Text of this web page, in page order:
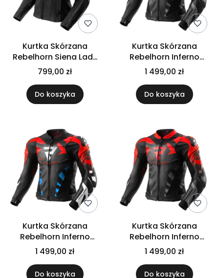
Kurtka Skórzana
Rebelhorn Siena Lady
Black
799,00 zł
Do koszyka
Kurtka Skórzana
Rebelhorn Inferno
Black/White
1 499,00 zł
Do koszyka
Kurtka Skórzana
Rebelhorn Inferno
Black/Blue/White/Red
1 499,00 zł
Do koszyka
Kurtka Skórzana
Rebelhorn Inferno
Black/Fluo Red
1 499,00 zł
Do koszyka